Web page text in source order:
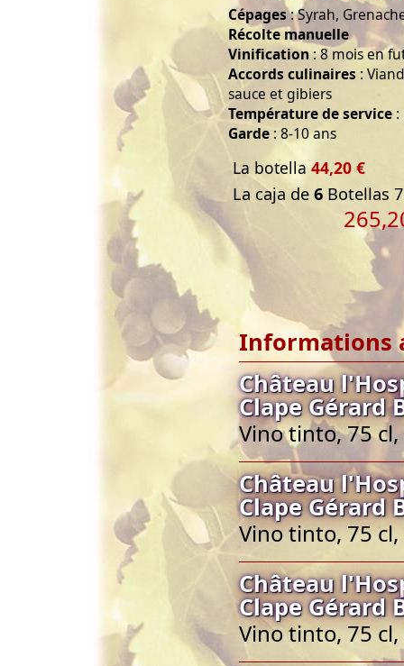
Cépages: Syrah,
Récolte manuelle
Vinification: 8 mois en
Accords culinaires :
sauce et gibiers
Température de service :
Garde : 8-10 ans
La botella 44,20 €
La caja de 6 Botellas
Informations
Château
Clape Gérard
Vino tinto, 75 cl,
Château
Clape Gérard
Vino tinto, 75 cl,
Château
Clape Gérard
Vino tinto, 75 cl,